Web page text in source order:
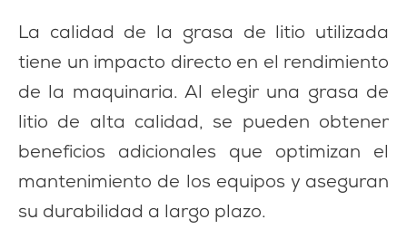
La calidad de la grasa de litio utilizada
tiene un impacto directo en el rendimiento
de la maquinaria. Al elegir una grasa de
litio de alta calidad, se pueden obtener
beneficios adicionales que optimizan el
mantenimiento de los equipos y aseguran
su durabilidad a largo plazo.